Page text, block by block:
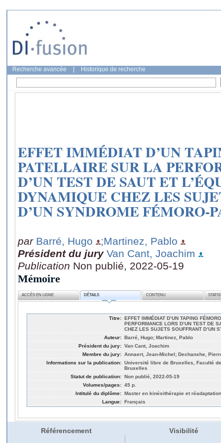
Recherche avancée Historique de recherche
EFFET IMMÉDIAT D’UN
PATELLAIRE SUR LA
D’UN TEST DE SAUT ET
DYNAMIQUE CHEZ LES
D’UN SYNDROME FÉMORO-
par Barré, Hugo
;Martinez, Pablo
Président du jury Van Cant, Joachim
Publication Non publié, 2022-05-19
Mémoire
ACCÈS EN LIGNE DÉTAILS CONTENU
Titre: EFFET IMMÉDIAT D’UN TAPING
PERFORMANCE LORS D’UN TEST DE
CHEZ LES SUJETS SOUFFRANT D’UN
Auteur: Barré, Hugo; Martinez, Pablo
Président du jury: Van Cant, Joachim
Membre du jury: Annaert, Jean-Michel; Dechanxhe,
Informations sur la publication: Université libre de Bruxelles, Faculté
Bruxelles
Statut de publication: Non publié, 2022-05-19
Volumes/pages: 45 p.
Intitulé du diplôme: Master en kinésithérapie et réadaptation
Langue: Français
Référencement Visibilité